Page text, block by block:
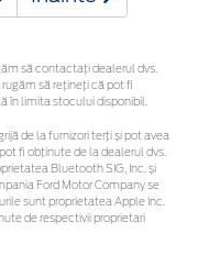
să contactaţi dealerul dvs.
să rețineți că pot fi
în limita stocului disponibil.
de la furnizori terți și pot avea
fi obținute de la dealerul dvs.
Bluetooth SIG, Inc. și
Ford Motor Company se
sunt proprietatea Apple Inc.
de respectivii proprietari